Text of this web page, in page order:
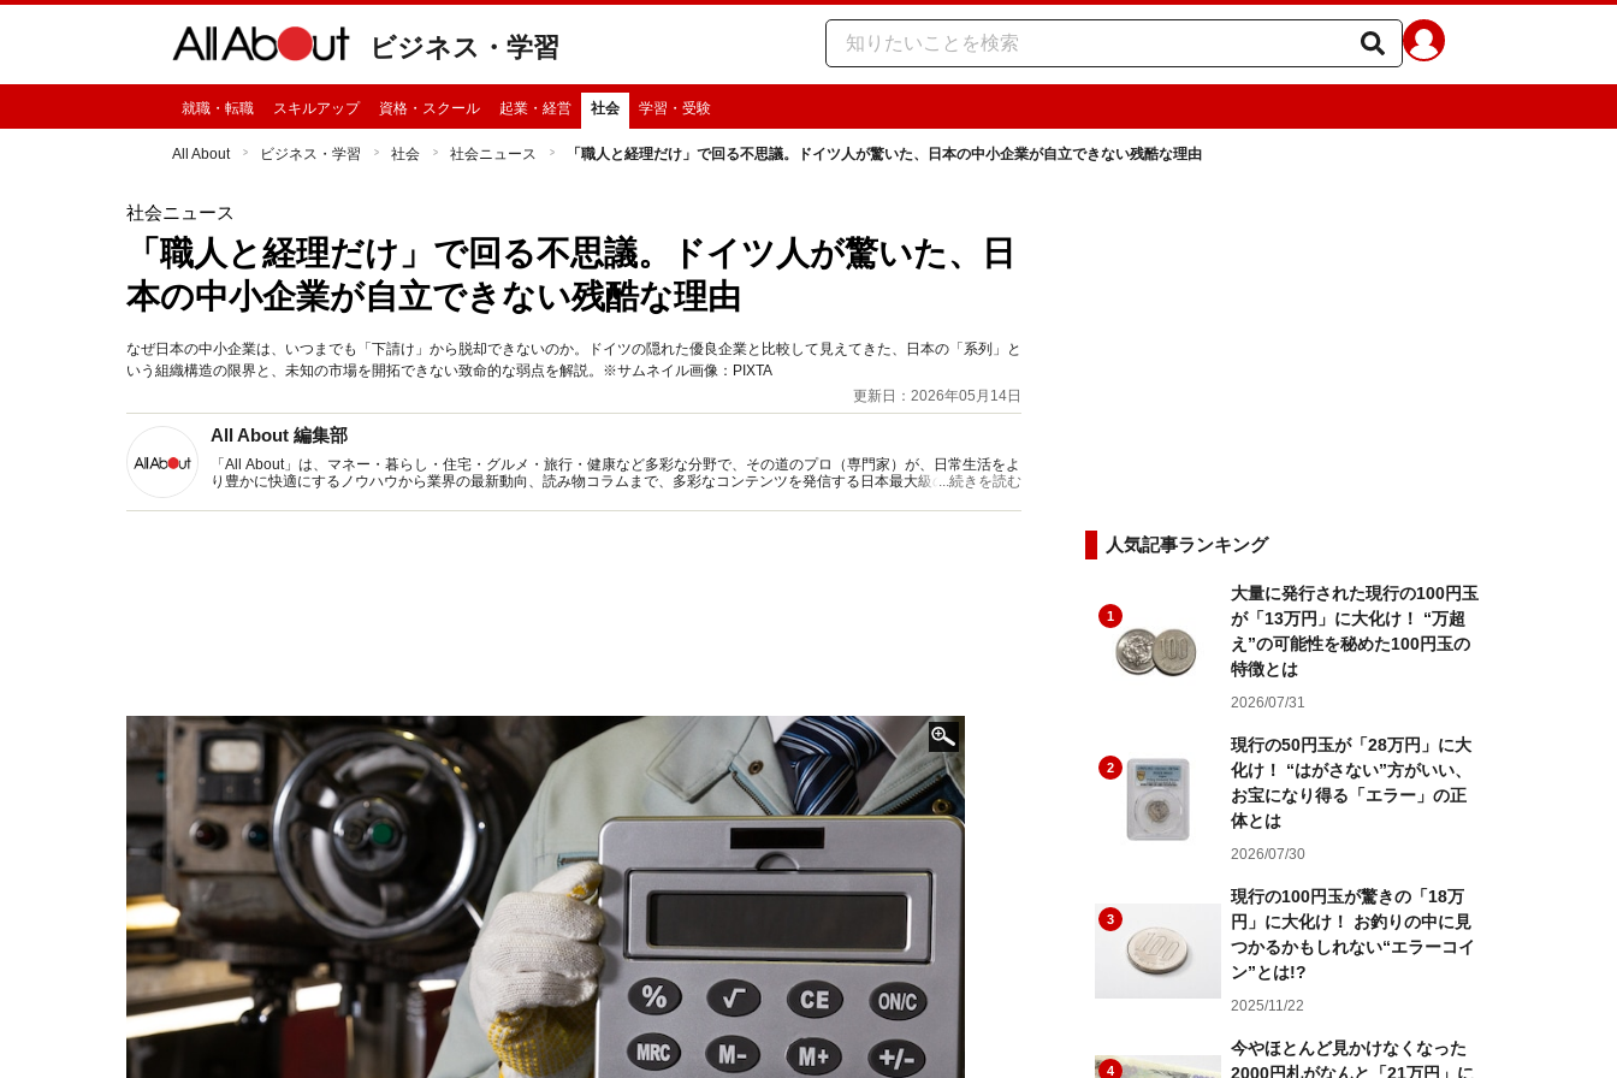
ビジネス・学習
就職・転職 スキルアップ 資格・スクール 起業・経営 社会 学習・受験
All About ビジネス・学習 社会 社会ニュース 「職人と経理だけ」で回る不思議。ドイツ人が驚いた、日本の中小企業が自立できない残酷な理由
社会ニュース
「職人と経理だけ」で回る不思議。ドイツ人が驚いた、日
本の中小企業が自立できない残酷な理由
なぜ日本の中小企業は、いつまでも「下請け」から脱却できないのか。ドイツの隠れた優良企業と比較して見えてきた、日本の「系列」と
いう組織構造の限界と、未知の市場を開拓できない致命的な弱点を解説。※サムネイル画像：PIXTA
更新日：2026年05月14日
All About 編集部
「All About」は、マネー・暮らし・住宅・グルメ・旅行・健康など多彩な分野で、その道のプロ（専門家）が、日常生活をよ
り豊かに快適にするノウハウから業界の最新動向、読み物コラムまで、多彩なコンテンツを発信する日本最大級の総合情報サ
...続きを読む
人気記事ランキング
1
大量に発行された現行の100円玉
が「13万円」に大化け！ “万超
え”の可能性を秘めた100円玉の
特徴とは
2026/07/31
2
現行の50円玉が「28万円」に大
化け！ “はがさない”方がいい、
お宝になり得る「エラー」の正
体とは
2026/07/30
3
現行の100円玉が驚きの「18万
円」に大化け！ お釣りの中に見
つかるかもしれない“エラーコイ
ン”とは!?
2025/11/22
4
今やほとんど見かけなくなった
2000円札がなんと「21万円」に